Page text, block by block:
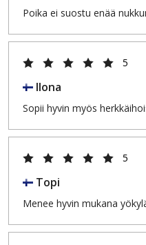
Poika ei suostu enää
5
Ilona
Sopii hyvin myös
5
Topi
Menee hyvin mukana